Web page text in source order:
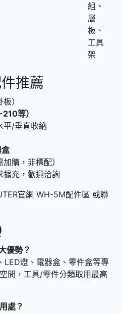
組、
層
板、
工具
架
推薦
）
等）
平/垂直收納
加購，非標配）
擴充，歡迎洽詢
官網 WH-5M配件區 或聯
優勢？
LED燈、電器盒、零件盒等專
間，工具/零件分類取用最高
處？